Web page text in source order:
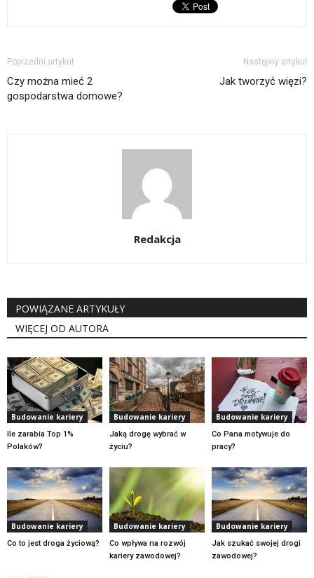
Poprzedni artykuł
Czy można mieć 2
gospodarstwa domowe?
Następny artykuł
Jak tworzyć więzi?
Redakcja
POWIĄZANE ARTYKUŁY
WIĘCEJ OD AUTORA
Budowanie kariery
Ile zarabia Top 1%
Polaków?
Budowanie kariery
Jaką drogę wybrać w
życiu?
Budowanie kariery
Co Pana motywuje do
pracy?
Budowanie kariery
Co to jest droga życiową?
Budowanie kariery
Co wpływa na rozwój
kariery zawodowej?
Budowanie kariery
Jak szukać swojej drogi
zawodowej?